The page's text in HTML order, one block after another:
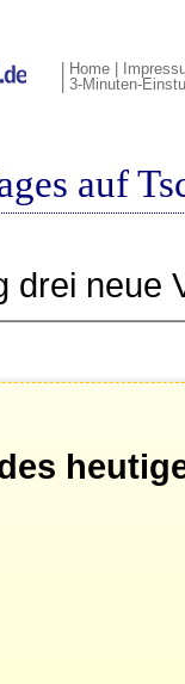
Home
3-Minuten-
auf
drei neue